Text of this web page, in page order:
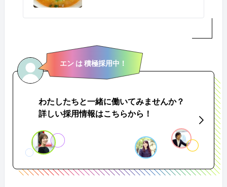
エン は 積極採用中！
わたしたちと一緒に働いてみませんか？
詳しい採用情報はこちらから！